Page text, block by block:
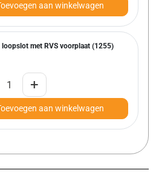
aan winkelwagen
loopslot met RVS voorplaat (1255)
+
aan winkelwagen